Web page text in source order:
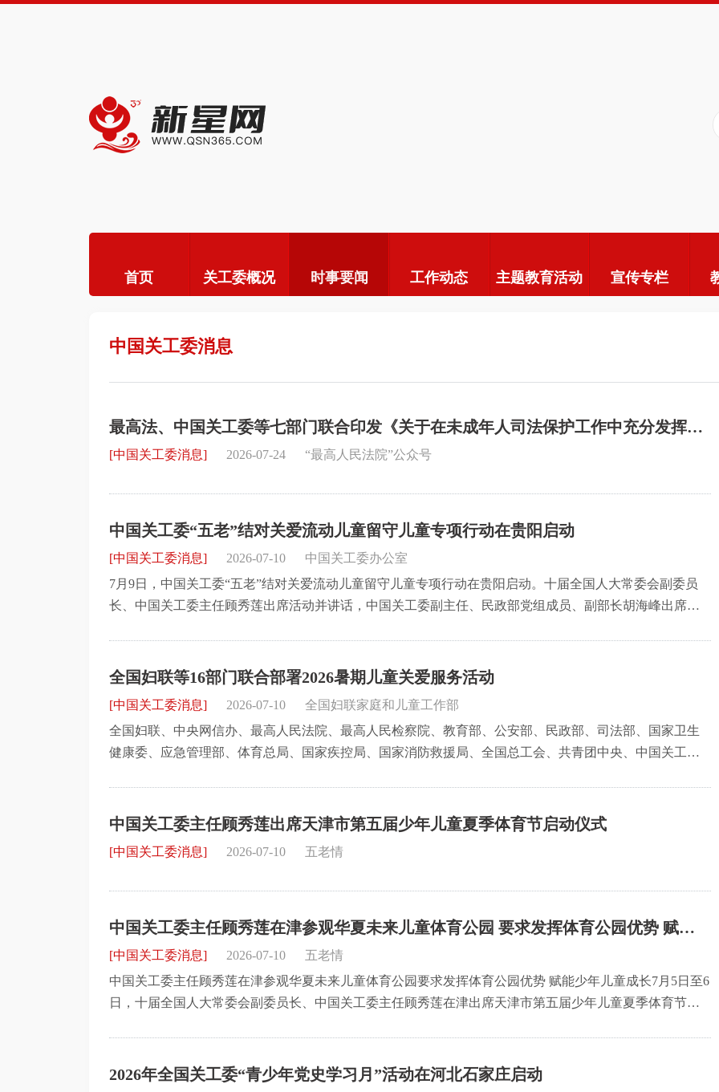
首页 关工委概况 时事要闻 工作动态 主题教育活动 宣传专栏
中国关工委消息
最高法、中国关工委等七部门联合印发《关于在未成年人司法保护工作中充分发挥银
发力量的意见》
[中国关工委消息] 2026-07-24 “最高人民法院”公众号
中国关工委“五老”结对关爱流动儿童留守儿童专项行动在贵阳启动
[中国关工委消息] 2026-07-10
中国关工委办公室
7月9日，中国关工委“五老”结对关爱流动儿童留守儿童专项行动在贵阳启动。十届全国人大常委会副委员
长、中国关工委主任顾秀莲出席活动并讲话，中国关工委副主任、民政部党组成员、副部长胡海峰出席活
全国妇联等16部门联合部署2026暑期儿童关爱服务活动
[中国关工委消息] 2026-07-10
全国妇联家庭和儿童工作部
全国妇联、中央网信办、最高人民法院、最高人民检察院、教育部、公安部、民政部、司法部、国家卫生
健康委、应急管理部、体育总局、国家疾控局、国家消防救援局、全国总工会、共青团中央、中国关工委
中国关工委主任顾秀莲出席天津市第五届少年儿童夏季体育节启动仪式
[中国关工委消息] 2026-07-10 五老情
中国关工委主任顾秀莲在津参观华夏未来儿童体育公园 要求发挥体育公园优势 赋能
少年儿童成长
[中国关工委消息] 2026-07-10
五老情
中国关工委主任顾秀莲在津参观华夏未来儿童体育公园要求发挥体育公园优势 赋能少年儿童成长7月5日至6
日，十届全国人大常委会副委员长、中国关工委主任顾秀莲在津出席天津市第五届少年儿童夏季体育节，
2026年全国关工委“青少年党史学习月”活动在河北石家庄启动